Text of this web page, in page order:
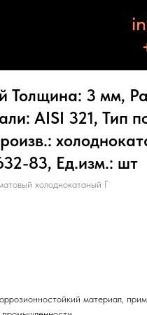
Толщина: 3 мм,
AISI 321, Тип
83, Ед.изм.: шт
холоднокатаный Г
материал,